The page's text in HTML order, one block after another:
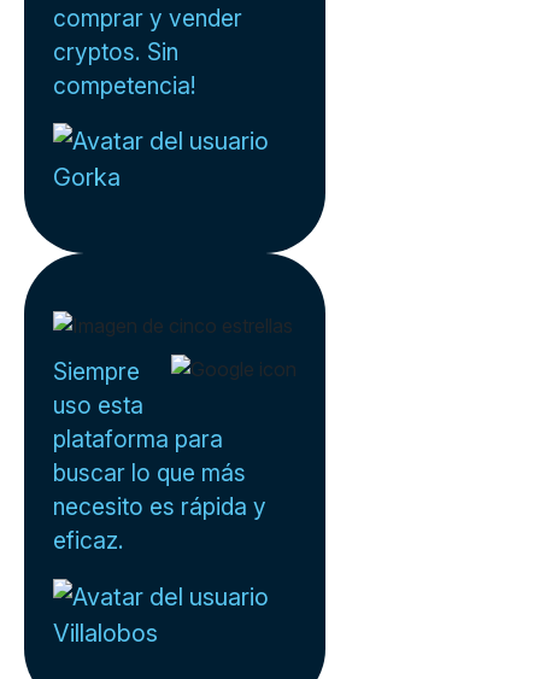
comprar y vender
cryptos. Sin
competencia!
Gorka
Siempre
uso esta
plataforma para
buscar lo que más
necesito es rápida y
eficaz.
Villalobos